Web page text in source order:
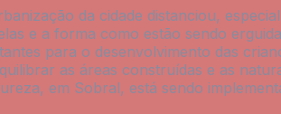
da cidade distanciou,
e a forma como estão sendo
para o desenvolvimento das
as áreas construídas e as
em Sobral, está sendo